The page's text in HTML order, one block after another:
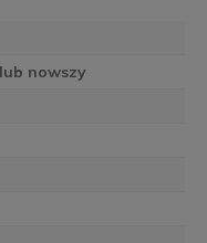
nowszy